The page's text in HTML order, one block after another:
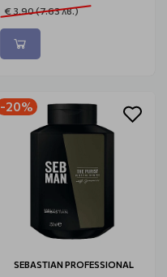
€ 3.90 (7.63 лв.)
-20%
SEBASTIAN PROFESSIONAL